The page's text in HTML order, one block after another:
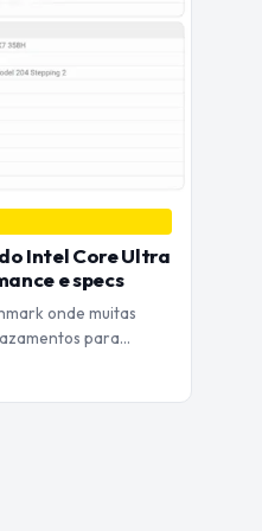
Intel Core Ultra
e specs
onde muitas
para…